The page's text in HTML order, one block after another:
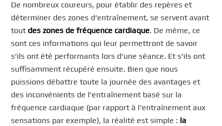
De nombreux coureurs, pour établir des repères et
déterminer des zones d’entraînement, se servent avant
tout des zones de fréquence cardiaque. De même, ce
sont ces informations qui leur permettront de savoir
s’ils ont été performants lors d’une séance. Et s’ils ont
suffisamment récupéré ensuite. Bien que nous
puissions débattre toute la journée des avantages et
des inconvénients de l’entraînement basé sur la
fréquence cardiaque (par rapport à l’entraînement aux
sensations par exemple), la réalité est simple : la